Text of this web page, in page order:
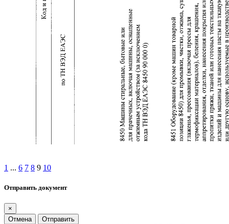
1 ... 6 7 8 9 10
Отправить документ
×
Отмена
Отправить